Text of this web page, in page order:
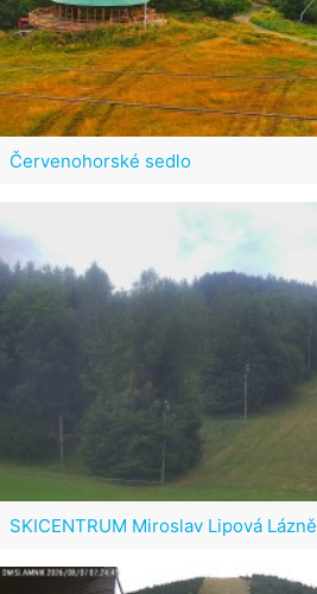
Červenohorské sedlo
SKICENTRUM Miroslav Lipová Lázně